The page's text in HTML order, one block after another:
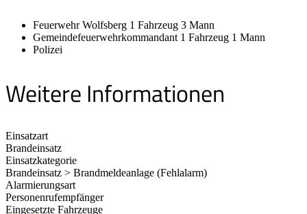
Feuerwehr Wolfsberg 1 Fahrzeug 3 Mann
Gemeindefeuerwehrkommandant 1 Fahrzeug 1 Mann
Polizei
Weitere Informationen
Einsatzart
Brandeinsatz
Einsatzkategorie
Brandeinsatz > Brandmeldeanlage (Fehlalarm)
Alarmierungsart
Personenrufempfänger
Eingesetzte Fahrzeuge